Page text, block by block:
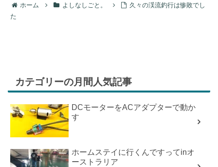
ホーム よしなしごと。
久々の渓流釣行は惨敗でし
た
カテゴリーの月間人気記事
DCモーターをACアダプターで動か
す
ホームステイに行くんですってinオ
ーストラリア